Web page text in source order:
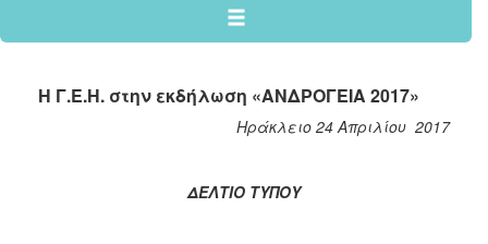
Η Γ.Ε.Η. στην εκδήλωση «ΑΝΔΡΟΓΕΙΑ 2017»
Ηράκλειο 24 Απριλίου 2017
ΔΕΛΤΙΟ ΤΥΠΟΥ